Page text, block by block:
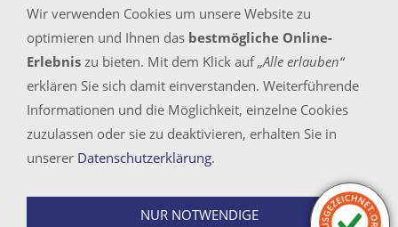
Unbefugt angebrachte GPS-Tracker an Fahrzeugen
auffinden
Personen- und Sachverhaltsermittlungen in
familienrechtlichen Verfahren
Persönliche und diskrete Ersteinschätzung
IHRE THEMEN IM EINZELNEN
Wir verwenden Cookies um unsere Website zu
optimieren und Ihnen das bestmögliche Online-
Erlebnis zu bieten. Mit dem Klick auf„Alle erlauben“
erklären Sie sich damit einverstanden. Weiterführende
Informationen und die Möglichkeit, einzelne Cookies
zuzulassen oder sie zu deaktivieren, erhalten Sie in
unserer Datenschutzerklärung.
NUR NOTWENDIGE